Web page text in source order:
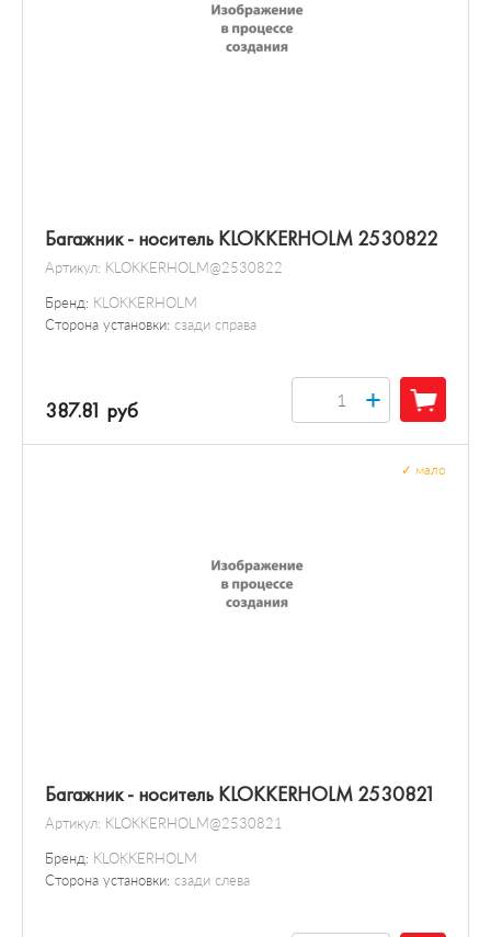
Багажник - носитель KLOKKERHOLM 2530822
Артикул: KLOKKERHOLM@2530822
Бренд: KLOKKERHOLM
Сторона установки: сзади справа
387.81 руб +
Багажник - носитель KLOKKERHOLM 2530821
Артикул: KLOKKERHOLM@2530821
Бренд: KLOKKERHOLM
Сторона установки: сзади слева
мало